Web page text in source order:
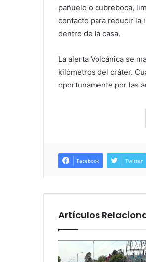
pañuelo o cubreboca,
contacto para reducir la
dentro de la casa.
La alerta Volcánica se
kilómetros del cráter.
oportunamente por las
Facebook Twitter
Artículos